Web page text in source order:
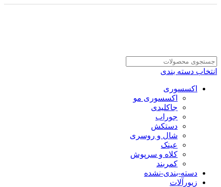
انتخاب دسته بندی
اکسسوری
اکسسوری مو
جاکلیدی
جوراب
دستکش
شال و روسری
عینک
کلاه و سرپوش
کمربند
دسته-بندی-نشده
زیورآلات